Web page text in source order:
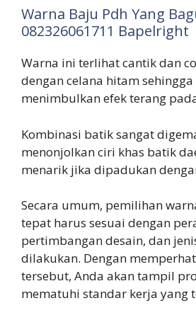
Warna Baju Pdh Yang
082326061711 Bapelright
Warna ini terlihat cantik dan
dengan celana hitam
menimbulkan efek terang
Kombinasi batik sangat
menonjolkan ciri khas batik
menarik jika dipadukan
Secara umum, pemilihan
tepat harus sesuai dengan
pertimbangan desain, dan
dilakukan. Dengan
tersebut, Anda akan tampil
mematuhi standar kerja yang